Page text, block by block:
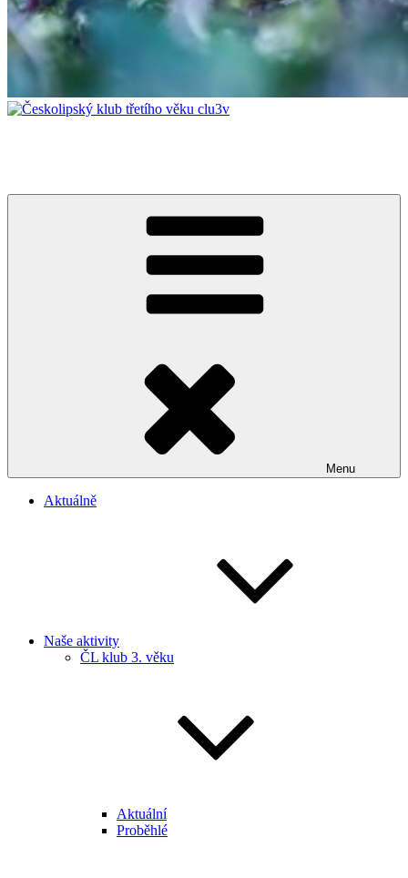
Menu
Aktuálně
Naše aktivity
ČL klub 3. věku
Aktuální
Proběhlé